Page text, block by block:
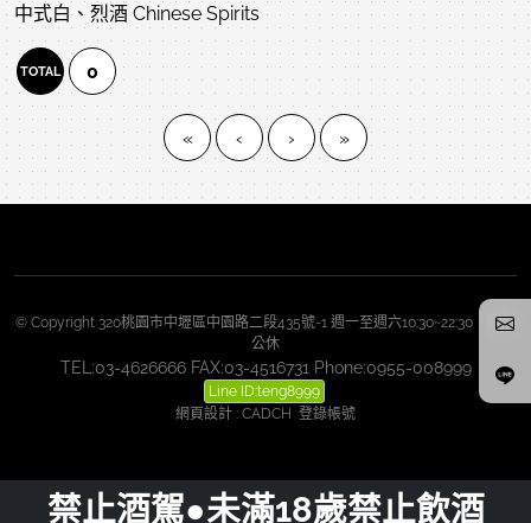
中式白、烈酒 Chinese Spirits
TOTAL 0
« ‹ › »
© Copyright 320桃園市中壢區中園路二段435號-1 週一至週六10:30~22:30 週日
公休
TEL:03-4626666 FAX:03-4516731 Phone:0955-008999
Line ID:teng8999
網頁設計 : CADCH 登錄帳號
禁止酒駕●未滿18歲禁止飲酒